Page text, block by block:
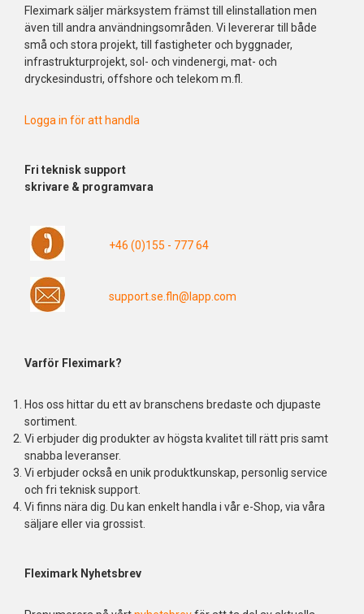
Fleximark säljer märksystem främst till elinstallation men
även till andra användningsområden. Vi levererar till både
små och stora projekt, till fastigheter och byggnader,
infrastrukturprojekt, sol- och vindenergi, mat- och
dryckesindustri, offshore och telekom m.fl.
Logga in för att handla
Fri teknisk support
skrivare & programvara
+46 (0)155 - 777 64
support.se.fln@lapp.com
Varför Fleximark?
Hos oss hittar du ett av branschens bredaste och djupaste
sortiment.
Vi erbjuder dig produkter av högsta kvalitet till rätt pris samt
snabba leveranser.
Vi erbjuder också en unik produktkunskap, personlig service
och fri teknisk support.
Vi finns nära dig. Du kan enkelt handla i vår e-Shop, via våra
säljare eller via grossist.
Fleximark Nyhetsbrev